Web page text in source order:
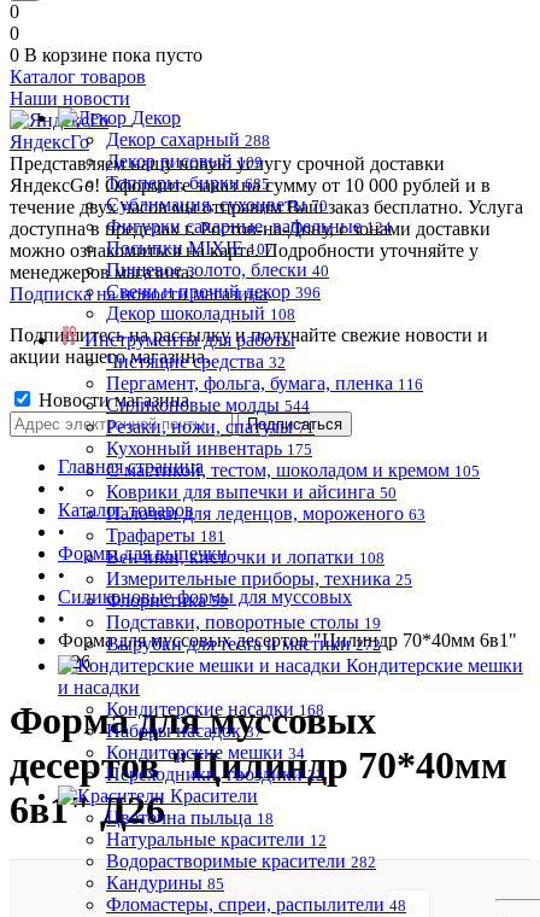
0
0
0 В корзине пока пусто
Каталог товаров
Декор
Декор сахарный 288
Декор рисовый 109
Топперы, бирки 685
Сублимация, сухоцветы 70
Фигурки сахарные, вафельные 124
Посыпки MIXIE 107
Пищевое золото, блески 40
Свечи и прочий декор 396
Декор шоколадный 108
Инструменты для работы
Чистящие средства 32
Пергамент, фольга, бумага, пленка 116
Силиконовые молды 544
Резаки, ножи, спатулы 71
Кухонный инвентарь 175
С мастикой, тестом, шоколадом и кремом 105
Коврики для выпечки и айсинга 50
Палочки для леденцов, мороженого 63
Трафареты 181
Венчики, кисточки и лопатки 108
Измерительные приборы, техника 25
Флористика 59
Подставки, поворотные столы 19
Вырубки для теста и мастики 272
Кондитерские мешки
и насадки
Кондитерские насадки 168
Наборы насадок 37
Кондитерские мешки 34
Переходники, гвоздики 22
Красители
Цветочна пыльца 18
Натуральные красители 12
Водорастворимые красители 282
Кандурины 85
Фломастеры, спреи, распылители 48
Наши новости
ЯндексГо
Представляем нашу новую услугу срочной доставки
ЯндексGo! Оформите заказ на сумму от 10 000 рублей и в
течение двух часов мы отправим Ваш заказ бесплатно. Услуга
доступна в пределах г. Ростов-на-Дону, с зонами доставки
можно ознакомиться на карте. Подробности уточняйте у
менеджеров магазина.
Подписка на новости магазина
Подпишитесь на рассылку и получайте свежие новости и
акции нашего магазина.
Новости магазина
Главная страница
•
Каталог товаров
•
Формы для выпечки
•
Силиконовые формы для муссовых
•
Форма для муссовых десертов "Цилиндр 70*40мм 6в1"
Д26
Форма для муссовых
десертов "Цилиндр 70*40мм
6в1" Д26